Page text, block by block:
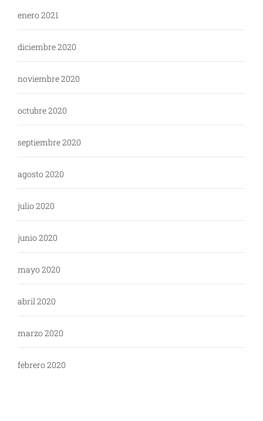
enero 2021
diciembre 2020
noviembre 2020
octubre 2020
septiembre 2020
agosto 2020
julio 2020
junio 2020
mayo 2020
abril 2020
marzo 2020
febrero 2020